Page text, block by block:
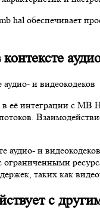
hal обеспечивает
её интеграции с MB
аудио- и
ограниченными
таких как
с